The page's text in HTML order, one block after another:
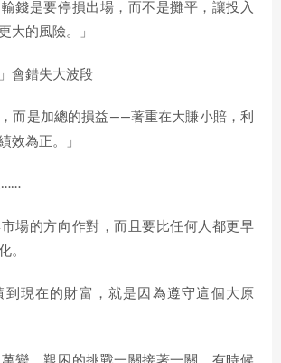
錢是要停損出場，而不是攤平，讓投入
大的風險。」
會錯失大波段
，而是加總的損益——著重在大賺小賠，利
效為正。」
……
市場的方向作對，而且要比任何人都更早
。
到現在的財富，就是因為遵守這個大原